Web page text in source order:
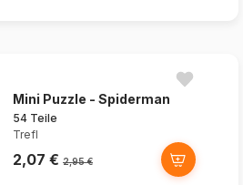
Mini Puzzle - Spiderman
54 Teile
Trefl
2,07 € 2,95 €